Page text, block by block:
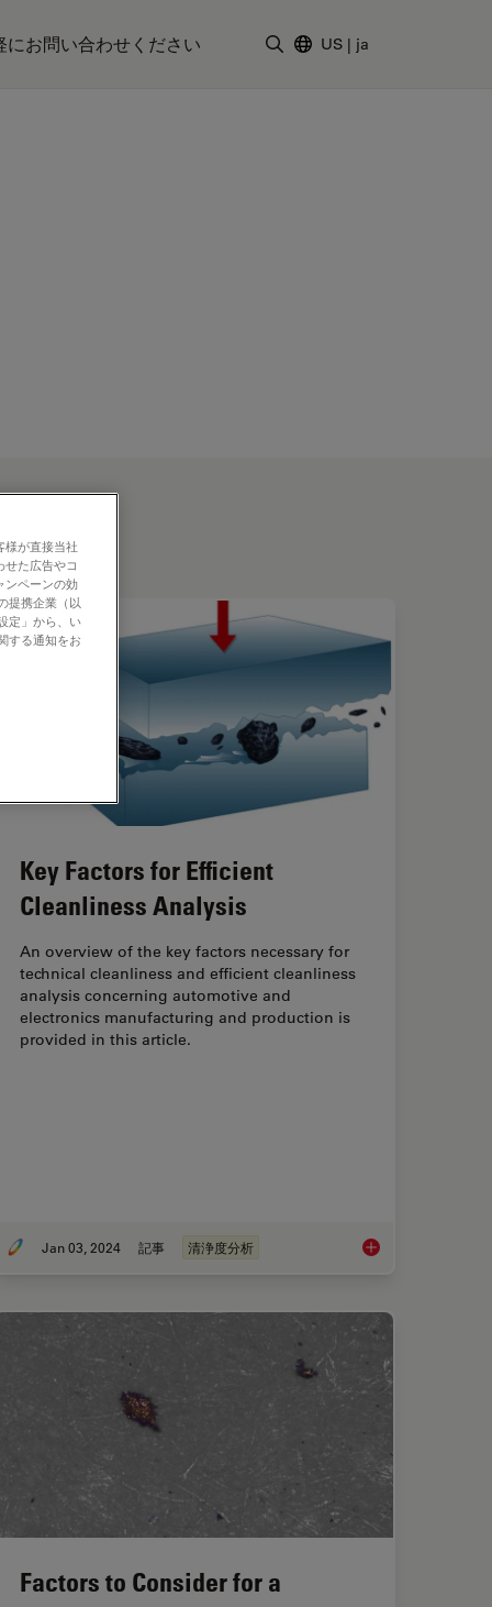
にお問い合わせください US | ja
Detection During the Production Process
Key Factors for Efficient
Cleanliness Analysis
An overview of the key factors necessary for
technical cleanliness and efficient cleanliness
analysis concerning automotive and
electronics manufacturing and production is
provided in this article.
Jan 03, 2024 記事 清浄度分析 Key Factors for
Factors to Consider for a
様が直接当社
た広告やコ
ンペーンの効
提携企業（以
定」から、い
する通知をお